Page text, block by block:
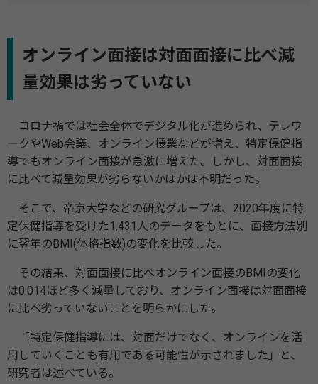
オンライン面接は対面面接に比べ減
量効果は劣っていない
コロナ禍では社会全体でデジタル化が進められ、テレワ
ークやWeb会議、オンライン授業などが増え、特定保健指
導でもオンライン面接が急激に増えた。しかし、対面面接
に比べて減量効果が劣らないかはかは不明だった。
そこで、帝京大学などの研究グループは、2020年度に特
定保健指導を受けた1,431人のデータをもとに、面接方法別
に翌年のBMI(体格指数)の変化を比較した。
その結果、対面面接に比べオンライン面接のBMIの変化
は0.014ほど多く減量しており、オンライン面接は対面面接
に比べ劣っていないことを明らかにした。
「特定保健指導には、対面だけでなく、オンラインを活
用していくことも有用である可能性が示されました」と、
研究者は述べている。